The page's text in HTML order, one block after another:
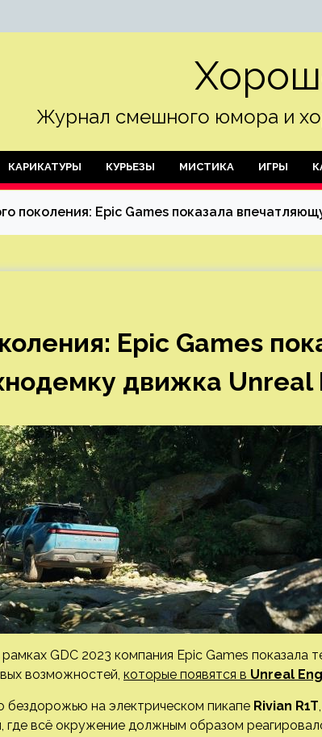
Журнал смешного юмора и
КАРИКАТУРЫ КУРЬЕЗЫ МИСТИКА ИГРЫ
поколения: Epic Games показала
Epic Games
движка Unreal
GDC 2023 компания Epic Games показала
возможностей, которые появятся в Unreal
бездорожью на электрическом пикапе Rivian R1T
где всё окружение должным образом